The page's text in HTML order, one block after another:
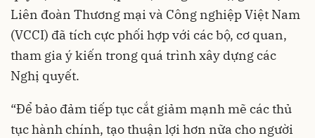
Liên đoàn Thương mại và Công nghiệp Việt Nam
(VCCI) đã tích cực phối hợp với các bộ, cơ quan,
tham gia ý kiến trong quá trình xây dựng các
Nghị quyết.
“Để bảo đảm tiếp tục cắt giảm mạnh mẽ các thủ
tục hành chính, tạo thuận lợi hơn nữa cho người